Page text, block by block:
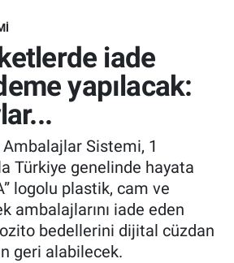
iade
yapılacak:
Sistemi, 1
Türkiye genelinde hayata
logolu plastik, cam ve
ambalajlarını iade eden
bedellerini dijital cüzdan
geri alabilecek.